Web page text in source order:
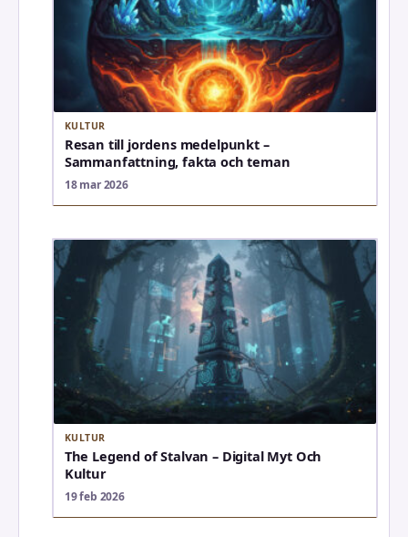
KULTUR
Resan till jordens medelpunkt –
Sammanfattning, fakta och teman
18 mar 2026
KULTUR
The Legend of Stalvan – Digital Myt Och
Kultur
19 feb 2026